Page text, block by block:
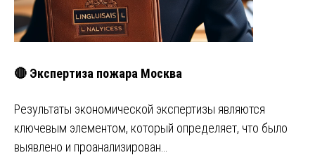
🔴 Экспертиза пожара Москва
Результаты экономической экспертизы являются
ключевым элементом, который определяет, что было
выявлено и проанализирован…